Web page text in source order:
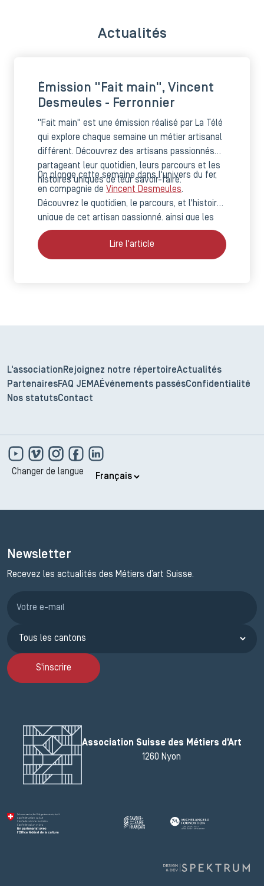
Actualités
Émission "Fait main", Vincent
Desmeules - Ferronnier
"Fait main" est une émission réalisé par La Télé
qui explore chaque semaine un métier artisanal
différent. Découvrez des artisans passionnés
partageant leur quotidien, leurs parcours et les
histoires uniques de leur savoir-faire.
On plonge cette semaine dans l'univers du fer,
en compagnie de Vincent Desmeules.
Découvrez le quotidien, le parcours, et l'histoire
unique de cet artisan passionné, ainsi que les
techniques et savoir-faire qui animent son
métier.
Lire l'article
L'association Rejoignez notre répertoireActualités
PartenairesFAQ JEMAÉvénements passésConfidentialité
Nos statutsContact
Changer de langue
Newsletter
Recevez les actualités des Métiers d’art Suisse.
S'inscrire
Association Suisse des Métiers d'Art
1260 Nyon